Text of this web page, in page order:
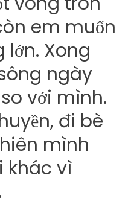
em muốn
lớn. Xong
ngày
với mình.
đi bè
mình
khác vì